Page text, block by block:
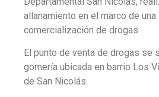
allanamiento en el marco de
comercialización de drogas.
El punto de venta de drogas se
gomería ubicada en barrio Los
de San Nicolás.